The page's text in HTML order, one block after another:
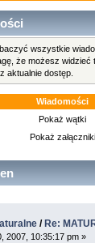
wszystkie
że możesz widzieć
aktualnie dostęp.
Wiadomości
Pokaż wątki
Pokaż załączniki
/ Re:
2007, 10:35:17 pm »